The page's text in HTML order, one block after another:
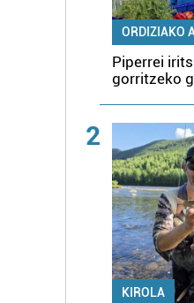
ORDIZIAKO
Piperrei
gorritzeko
2
KIROLA